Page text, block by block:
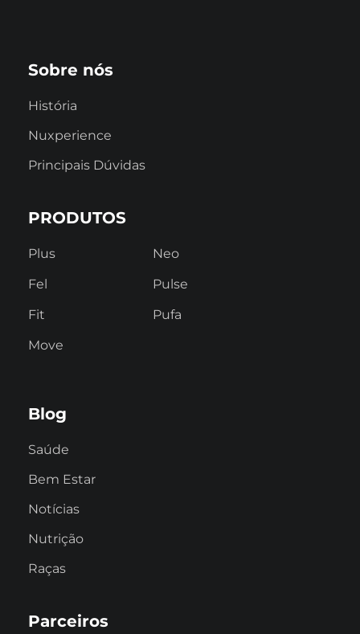
Sobre nós
História
Nuxperience
Principais Dúvidas
PRODUTOS
Plus
Fel
Fit
Move
Neo
Pulse
Pufa
Blog
Saúde
Bem Estar
Notícias
Nutrição
Raças
Parceiros